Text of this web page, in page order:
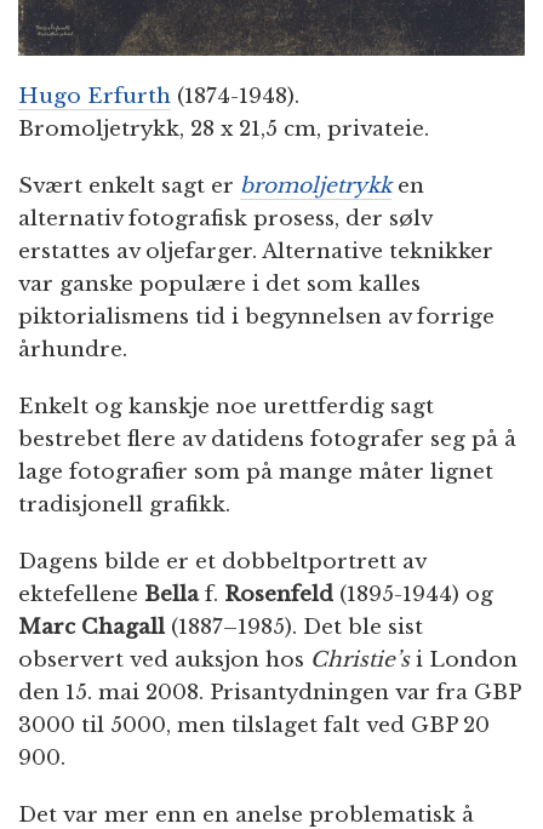
Hugo Erfurth (1874-1948).
Bromoljetrykk, 28 x 21,5 cm, privateie.
Svært enkelt sagt er bromoljetrykken
alternativ fotografisk prosess, der sølv
erstattes av oljefarger. Alternative teknikker
var ganske populære i det som kalles
piktorialismens tid i begynnelsen av forrige
århundre.
Enkelt og kanskje noe urettferdig sagt
bestrebet flere av datidens fotografer seg på å
lage fotografier som på mange måter lignet
tradisjonell grafikk.
Dagens bilde er et dobbeltportrett av
ektefellene Bellaf. Rosenfeld (1895-1944) og
Marc Chagall(1887–1985). Det ble sist
observert ved auksjon hos Christie’si London
den 15. mai 2008. Prisantydningen var fra GBP
3000 til 5000, men tilslaget falt ved GBP 20
900.
Det var mer enn en anelse problematisk å